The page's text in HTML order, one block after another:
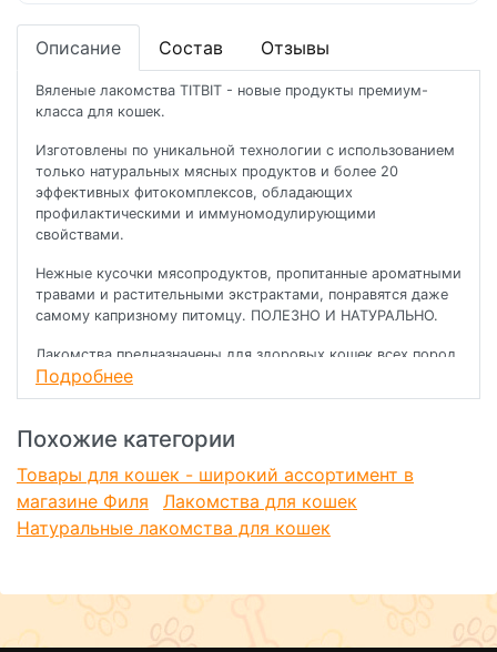
Описание Состав Отзывы
Вяленые лакомства TITBIT - новые продукты премиум-
класса для кошек.
Изготовлены по уникальной технологии с использованием
только натуральных мясных продуктов и более 20
эффективных фитокомплексов, обладающих
профилактическими и иммуномодулирующими
свойствами.
Нежные кусочки мясопродуктов, пропитанные ароматными
травами и растительными экстрактами, понравятся даже
самому капризному питомцу. ПОЛЕЗНО И НАТУРАЛЬНО.
Лакомства предназначены для здоровых кошек всех пород
и возрастов, ведущих активный образ жизни.
натуральные мясные продукты из говядины и курицы.
Благодаря высокой пищевой ценности, позволяют
удовлетворить повышенные потребности в энергии.
ОРИГИНАЛЬНАЯ ТЕХНОЛОГИЯ ВЯЛЕНИЯ.
Мясные продукты сначала замачивают в обогащенной
фитокорректорами смеси, затем происходит процесс
Подробнее
Похожие категории
Товары для кошек - широкий ассортимент в
магазине Филя
Лакомства для кошек
Натуральные лакомства для кошек